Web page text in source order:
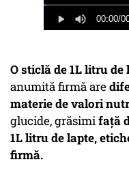
00:00/
O sticlă de 1L litru de
anumită firmă are
materie de valori
glucide, grăsimifață
1L litru de lapte,
firmă.